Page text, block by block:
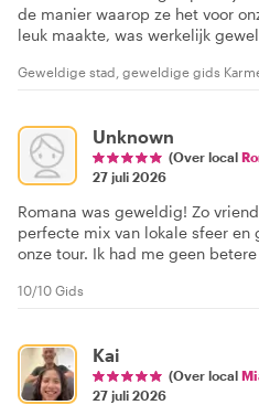
de manier waarop ze het voor
leuk maakte, was werkelijk
Geweldige stad, geweldige gids
Unknown
(Over local
27 juli 2026
Romana was geweldig! Zo
perfecte mix van lokale sfeer
onze tour. Ik had me geen
10/10 Gids
Kai
(Over local
27 juli 2026